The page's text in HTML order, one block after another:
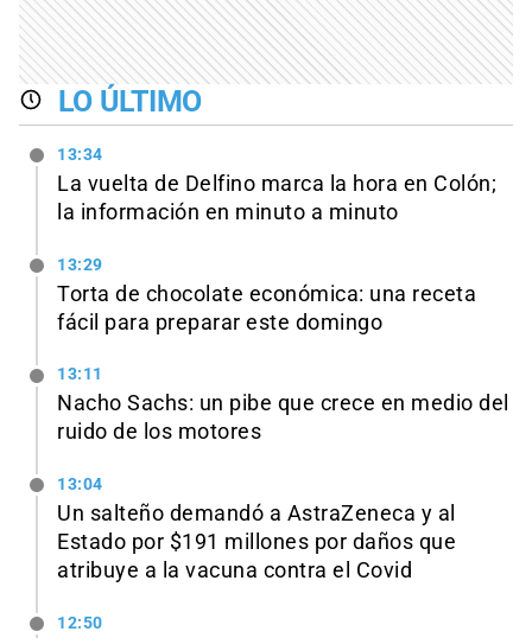
LO ÚLTIMO
13:34
La vuelta de Delfino marca la hora en Colón;
la información en minuto a minuto
13:29
Torta de chocolate económica: una receta
fácil para preparar este domingo
13:11
Nacho Sachs: un pibe que crece en medio del
ruido de los motores
13:04
Un salteño demandó a AstraZeneca y al
Estado por $191 millones por daños que
atribuye a la vacuna contra el Covid
12:50